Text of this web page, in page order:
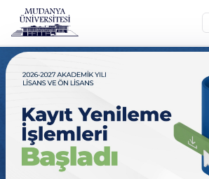
Elektrik Elektronik
(İngilizce)